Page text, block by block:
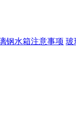
钢水箱注意事项 玻